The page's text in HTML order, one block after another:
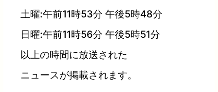
土曜:午前11時53分 午後5時48分
日曜:午前11時56分 午後5時51分
以上の時間に放送された
ニュースが掲載されます。